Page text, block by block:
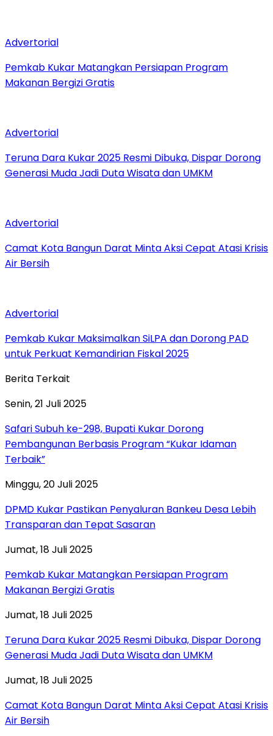
Advertorial
Pemkab Kukar Matangkan Persiapan Program
Makanan Bergizi Gratis
Advertorial
Teruna Dara Kukar 2025 Resmi Dibuka, Dispar Dorong
Generasi Muda Jadi Duta Wisata dan UMKM
Advertorial
Camat Kota Bangun Darat Minta Aksi Cepat Atasi Krisis
Air Bersih
Advertorial
Pemkab Kukar Maksimalkan SiLPA dan Dorong PAD
untuk Perkuat Kemandirian Fiskal 2025
Berita Terkait
Senin, 21 Juli 2025
Safari Subuh ke-298, Bupati Kukar Dorong
Pembangunan Berbasis Program “Kukar Idaman
Terbaik”
Minggu, 20 Juli 2025
DPMD Kukar Pastikan Penyaluran Bankeu Desa Lebih
Transparan dan Tepat Sasaran
Jumat, 18 Juli 2025
Pemkab Kukar Matangkan Persiapan Program
Makanan Bergizi Gratis
Jumat, 18 Juli 2025
Teruna Dara Kukar 2025 Resmi Dibuka, Dispar Dorong
Generasi Muda Jadi Duta Wisata dan UMKM
Jumat, 18 Juli 2025
Camat Kota Bangun Darat Minta Aksi Cepat Atasi Krisis
Air Bersih